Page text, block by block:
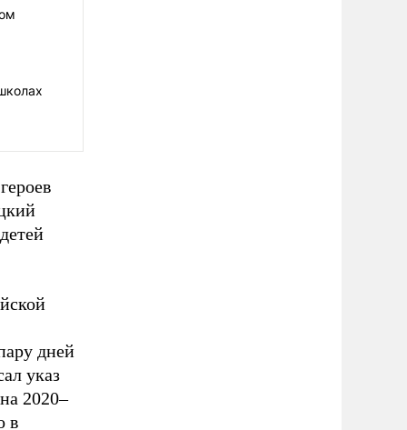
дней
указ
2020–
в